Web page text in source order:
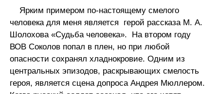
Ярким примером по-настоящему смелого
человека для меня является герой рассказа М. А.
Шолохова «Судьба человека». На втором году
ВОВ Соколов попал в плен, но при любой
опасности сохранял хладнокровие. Одним из
центральных эпизодов, раскрывающих смелость
героя, является сцена допроса Андрея Мюллером.